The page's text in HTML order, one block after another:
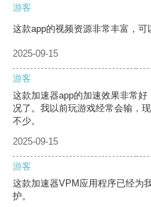
游客
这款app的视频资源非常丰富，可
2025-09-15
游客
这款加速器app的加速效果非常
况了。我以前玩游戏经常会输，
不少。
2025-09-15
游客
这款加速器VPM应用程序已经为
护。